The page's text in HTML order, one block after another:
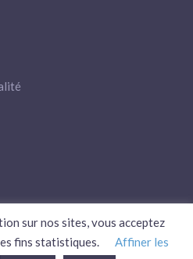
sur nos sites, vous acceptez
fins statistiques.
Affiner les